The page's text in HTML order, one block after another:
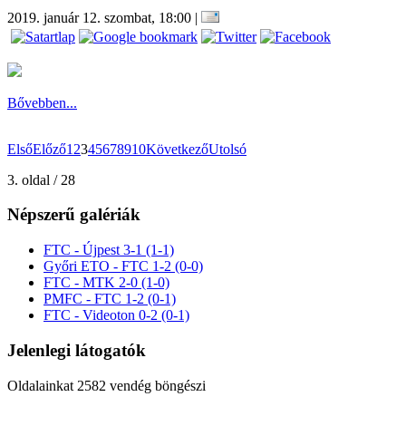
2019. január 12. szombat, 18:00 |
Bővebben...
ElsőElőző1 2345678910KövetkezőUtolsó
3. oldal / 28
Népszerű galériák
FTC - Újpest 3-1 (1-1)
Győri ETO - FTC 1-2 (0-0)
FTC - MTK 2-0 (1-0)
PMFC - FTC 1-2 (0-1)
FTC - Videoton 0-2 (0-1)
Jelenlegi látogatók
Oldalainkat 2582 vendég böngészi